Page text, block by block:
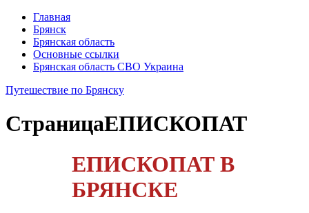
Главная
Брянск
Брянская область
Основные ссылки
Брянская область СВО Украина
Путешествие по Брянску
СтраницаЕПИСКОПАТ
ЕПИСКОПАТ В
БРЯНСКЕ